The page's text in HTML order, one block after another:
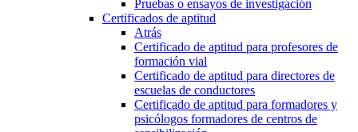
Pruebas o ensayos de investigación
Certificados de aptitud
Atrás
Certificado de aptitud para profesores de
formación vial
Certificado de aptitud para directores de
escuelas de conductores
Certificado de aptitud para formadores y
psicólogos formadores de centros de